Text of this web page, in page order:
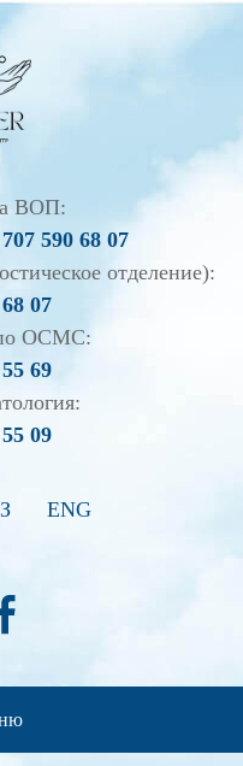
ВОП:
590 68 07
отделение):
07
по ОСМС:
69
09
ENG